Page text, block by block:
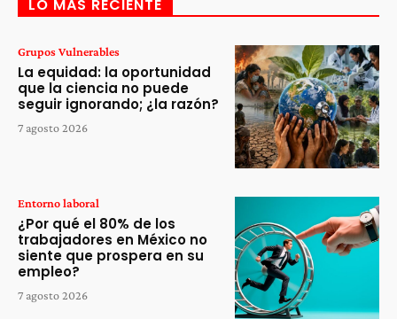
LO MÁS RECIENTE
Grupos Vulnerables
La equidad: la oportunidad
que la ciencia no puede
seguir ignorando; ¿la razón?
7 agosto 2026
Entorno laboral
¿Por qué el 80% de los
trabajadores en México no
siente que prospera en su
empleo?
7 agosto 2026